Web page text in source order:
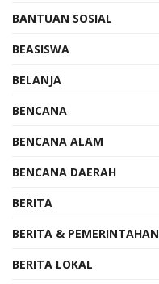
BANTUAN SOSIAL
BEASISWA
BELANJA
BENCANA
BENCANA ALAM
BENCANA DAERAH
BERITA
BERITA & PEMERINTAHAN
BERITA LOKAL